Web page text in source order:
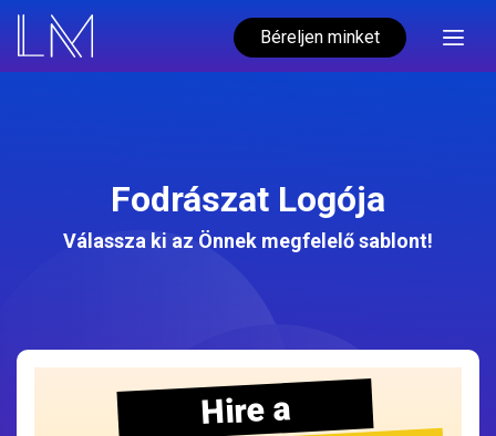
Béreljen minket
Fodrászat Logója
Válassza ki az Önnek megfelelő sablont!
Hire a